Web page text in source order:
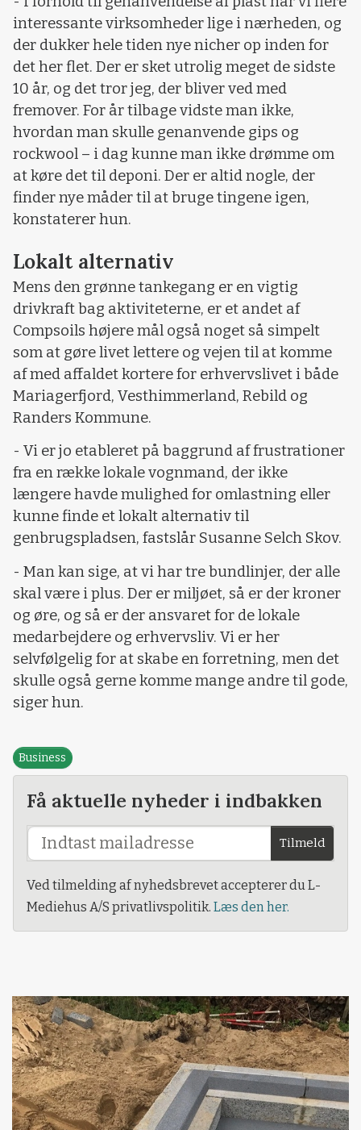
interessante virksomheder lige i nærheden, og
der dukker hele tiden nye nicher op inden for
det her flet. Der er sket utrolig meget de sidste
10 år, og det tror jeg, der bliver ved med
fremover. For år tilbage vidste man ikke,
hvordan man skulle genanvende gips og
rockwool – i dag kunne man ikke drømme om
at køre det til deponi. Der er altid nogle, der
finder nye måder til at bruge tingene igen,
konstaterer hun.
Lokalt alternativ
Mens den grønne tankegang er en vigtig
drivkraft bag aktiviteterne, er et andet af
Compsoils højere mål også noget så simpelt
som at gøre livet lettere og vejen til at komme
af med affaldet kortere for erhvervslivet i både
Mariagerfjord, Vesthimmerland, Rebild og
Randers Kommune.
- Vi er jo etableret på baggrund af frustrationer
fra en række lokale vognmand, der ikke
længere havde mulighed for omlastning eller
kunne finde et lokalt alternativ til
genbrugspladsen, fastslår Susanne Selch Skov.
- Man kan sige, at vi har tre bundlinjer, der alle
skal være i plus. Der er miljøet, så er der kroner
og øre, og så er der ansvaret for de lokale
medarbejdere og erhvervsliv. Vi er her
selvfølgelig for at skabe en forretning, men det
skulle også gerne komme mange andre til gode,
siger hun.
Business
Få aktuelle nyheder i indbakken
Tilmeld
Ved tilmelding af nyhedsbrevet accepterer du L-
Mediehus A/S privatlivspolitik. Læs den her.